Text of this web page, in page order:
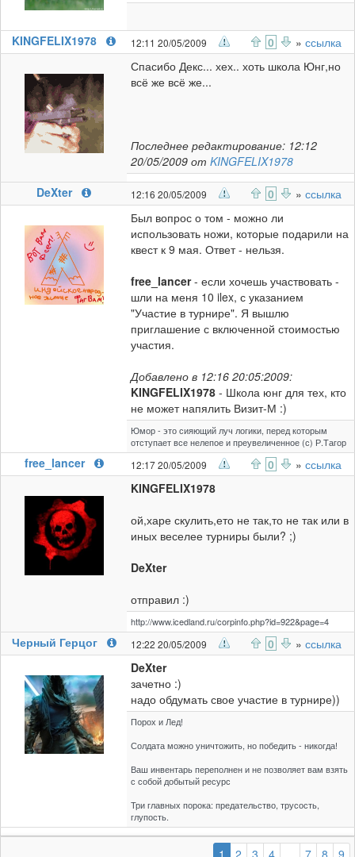
KINGFELIX1978 12:11 20/05/2009 0 » ссылка
Спасибо Декс... хех.. хоть школа Юнг,но
всё же всё же...
Последнее редактирование: 12:12
20/05/2009 от KINGFELIX1978
DeXter
12:16 20/05/2009 0 » ссылка
Был вопрос о том - можно ли
использовать ножи, которые подарили на
квест к 9 мая. Ответ - нельзя.
free_lancer- если хочешь участвовать -
шли на меня 10 ilex, с указанием
"Участие в турнире". Я вышлю
приглашение с включенной стоимостью
участия.
Добавлено в 12:16 20:05:2009:
KINGFELIX1978 - Школа юнг для тех, кто
не может напялить Визит-М :)
Юмор - это сияющий луч логики, перед которым
отступает все нелепое и преувеличенное (с) Р.Тагор
free_lancer 12:17 20/05/2009 0 » ссылка
KINGFELIX1978
ой,харе скулить,ето не так,то не так или в
иных веселее турниры были? ;)
DeXter
отправил :)
http://www.icedland.ru/corpinfo.php?id=922&page=4
Черный Герцог 12:22 20/05/2009 0 » ссылка
DeXter
зачетно :)
надо обдумать свое участие в турнире))
Порох и Лед!
Солдата можно уничтожить, но победить - никогда!
Ваш инвентарь переполнен и не позволяет вам взять
с собой добытый ресурс
Три главных порока: предательство, трусость,
глупость.
(выбранная)